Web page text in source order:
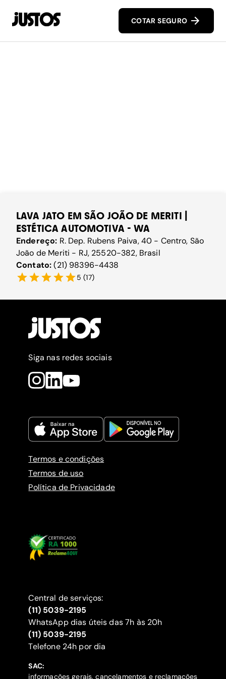
COTAR SEGURO
LAVA JATO EM SÃO JOÃO DE MERITI |
ESTÉTICA AUTOMOTIVA - WA
Endereço: R. Dep. Rubens Paiva, 40 - Centro, São
João de Meriti - RJ, 25520-382, Brasil
Contato:(21) 98396-4438
5 (17)
Siga nas redes sociais
Termos e condições
Termos de uso
Política de Privacidade
Central de serviços:
(11) 5039-2195
WhatsApp dias úteis das 7h às 20h
(11) 5039-2195
‍Telefone 24h por dia
SAC:
informações gerais, cancelamentos e reclamações